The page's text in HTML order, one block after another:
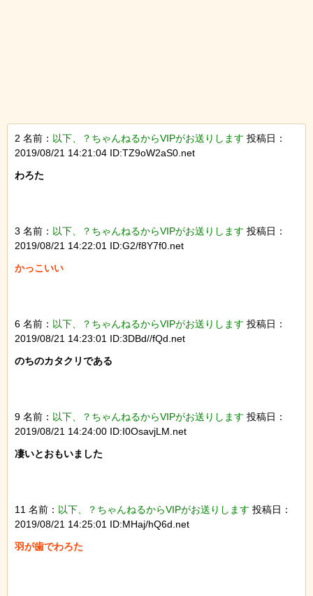
2 名前： 以下、？ちゃんねるからVIPがお送りします 投稿日：
2019/08/21 14:21:04 ID:TZ9oW2aS0.net
わろた
3 名前： 以下、？ちゃんねるからVIPがお送りします 投稿日：
2019/08/21 14:22:01 ID:G2/f8Y7f0.net
かっこいい
6 名前： 以下、？ちゃんねるからVIPがお送りします 投稿日：
2019/08/21 14:23:01 ID:3DBd//fQd.net
のちのカタクリである
9 名前： 以下、？ちゃんねるからVIPがお送りします 投稿日：
2019/08/21 14:24:00 ID:I0OsavjLM.net
凄いとおもいました
11 名前： 以下、？ちゃんねるからVIPがお送りします 投稿日：
2019/08/21 14:25:01 ID:MHaj/hQ6d.net
羽が歯でわろた